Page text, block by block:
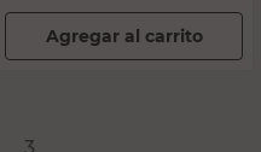
Agregar al carrito